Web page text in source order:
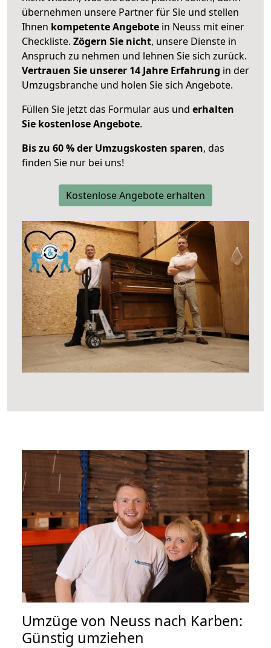
übernehmen unsere Partner für Sie und stellen
Ihnen kompetente Angebote in Neuss mit einer
Checkliste. Zögern Sie nicht, unsere Dienste in
Anspruch zu nehmen und lehnen Sie sich zurück.
Vertrauen Sie unserer 14 Jahre Erfahrung in der
Umzugsbranche und holen Sie sich Angebote.
Füllen Sie jetzt das Formular aus und erhalten
Sie kostenlose Angebote.
Bis zu 60 % der Umzugskosten sparen, das
finden Sie nur bei uns!
Kostenlose Angebote erhalten
Umzüge von Neuss nach Karben:
Günstig umziehen